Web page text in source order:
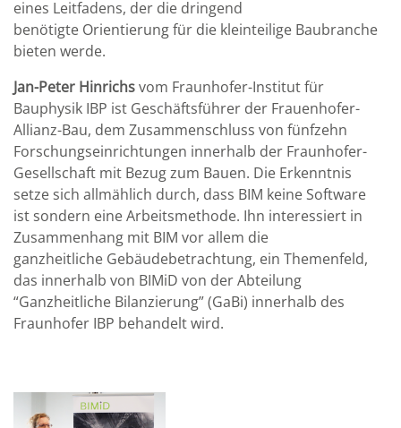
eines Leitfadens, der die dringend
benötigte Orientierung für die kleinteilige Baubranche
bieten werde.
Jan-Peter Hinrichsvom Fraunhofer-Institut für
Bauphysik IBP ist Geschäftsführer der Frauenhofer-
Allianz-Bau, dem Zusammenschluss von fünfzehn
Forschungseinrichtungen innerhalb der Fraunhofer-
Gesellschaft mit Bezug zum Bauen. Die Erkenntnis
setze sich allmählich durch, dass BIM keine Software
ist sondern eine Arbeitsmethode. Ihn interessiert in
Zusammenhang mit BIM vor allem die
ganzheitliche Gebäudebetrachtung, ein Themenfeld,
das innerhalb von BIMiD von der Abteilung
“Ganzheitliche Bilanzierung” (GaBi) innerhalb des
Fraunhofer IBP behandelt wird.